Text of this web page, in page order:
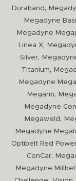
Duraband ,
Megadyne
Megadyne
Linea X,
Silver,
Titanium,
Megadyne
Megarib,
Megadyne
Megaweld ,
Megadyne
Optibelt Red
ConCar,
Megadyne